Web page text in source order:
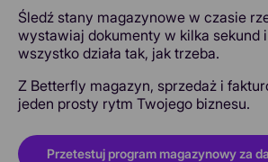
Śledź stany magazynowe w czasie
wystawiaj dokumenty w kilka sekund
wszystko działa tak, jak trzeba.
Z Betterfly magazyn, sprzedaż i
jeden prosty rytm Twojego biznesu.
Przetestuj program magazynowy za